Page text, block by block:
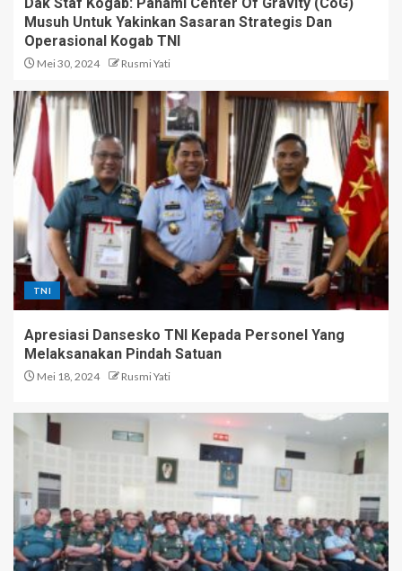
Dak Staf Kogab: Pahami Center Of Gravity (CoG)
Musuh Untuk Yakinkan Sasaran Strategis Dan
Operasional Kogab TNI
Mei 30, 2024 Rusmi Yati
TNI
Apresiasi Dansesko TNI Kepada Personel Yang
Melaksanakan Pindah Satuan
Mei 18, 2024 Rusmi Yati